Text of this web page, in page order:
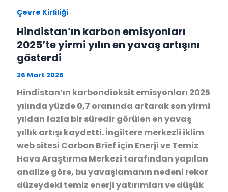
Çevre Kirliliği
Hindistan’ın karbon emisyonları
2025’te yirmi yılın en yavaş artışını
gösterdi
26 Mart 2026
Hindistan’ın karbondioksit emisyonları 2025
yılında yüzde 0,7 oranında artarak son yirmi
yıldan fazla bir süredir görülen en yavaş
yıllık artışı kaydetti. İngiltere merkezli iklim
web sitesi Carbon Brief için Enerji ve Temiz
Hava Araştırma Merkezi tarafından yapılan
analize göre, bu yavaşlamanın nedeni rekor
düzeydeki temiz enerji yatırımları ve düşük